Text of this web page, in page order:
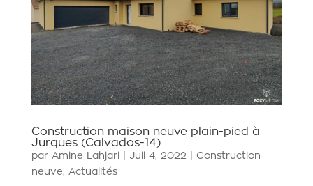
Construction maison neuve plain-pied à
Jurques (Calvados-14)
par Amine Lahjari| Juil 4, 2022
Construction
neuve, Actualités